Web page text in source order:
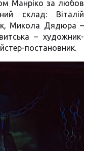
Манріко за любов
склад: Віталій
Микола Дядюра –
– художник-
постановник.